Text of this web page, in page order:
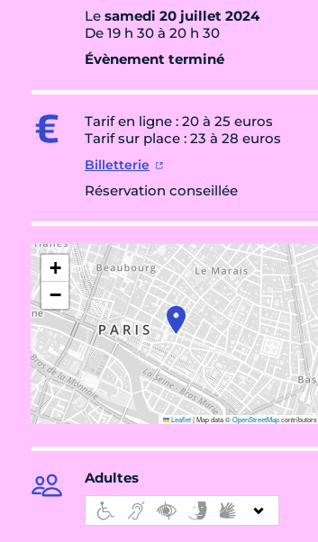
Le samedi 20 juillet 2024
De 19 h 30 à 20 h 30
Évènement terminé
Tarif en ligne : 20 à 25 euros
Tarif sur place : 23 à 28 euros
Billetterie
Réservation conseillée
+
−
Leaflet|Map data ©OpenStreetMapcontributors
Adultes